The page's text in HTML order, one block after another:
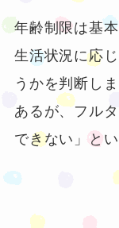
年齢制限は基
生活状況に応
うかを判断し
あるが、フル
できない」と